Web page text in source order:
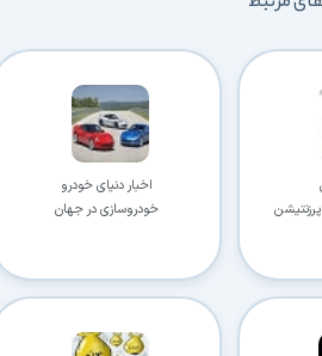
اخبار دنیای خودرو
خودروسازی در جهان